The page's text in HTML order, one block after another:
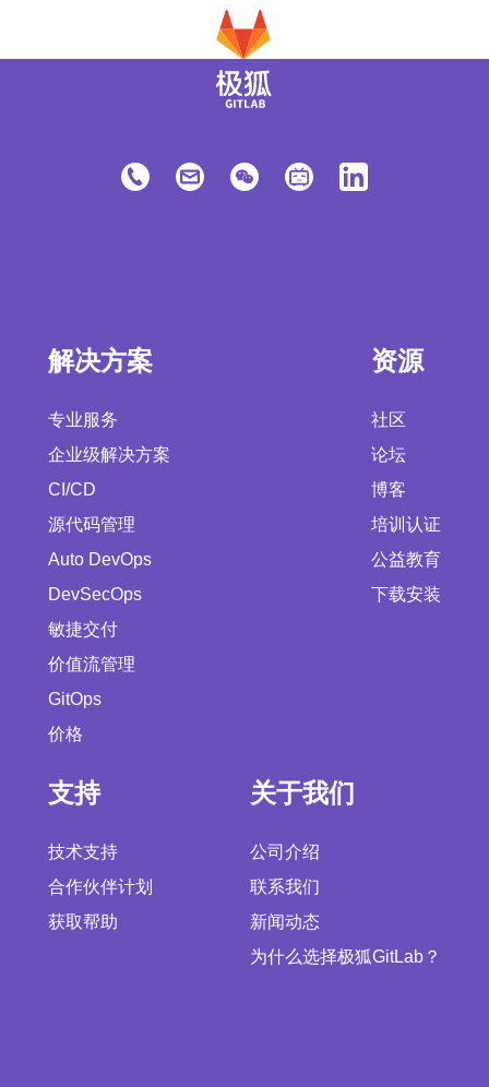
解决方案
专业服务
企业级解决方案
CI/CD
源代码管理
Auto DevOps
DevSecOps
敏捷交付
价值流管理
GitOps
价格
资源
社区
论坛
博客
培训认证
公益教育
下载安装
支持
技术支持
合作伙伴计划
获取帮助
关于我们
公司介绍
联系我们
新闻动态
为什么选择极狐GitLab？